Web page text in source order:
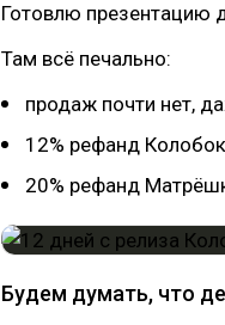
Готовлю презентацию
Там всё печально:
продаж почти нет,
12% рефанд
20% рефанд
Будем думать, что